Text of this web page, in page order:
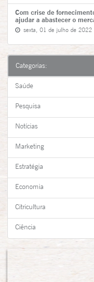
Com crise de
ajudar a abastecer o
sexta, 01 de julho de 2022
Categorias:
Saúde
Pesquisa
Notícias
Marketing
Estratégia
Economia
Citricultura
Ciência